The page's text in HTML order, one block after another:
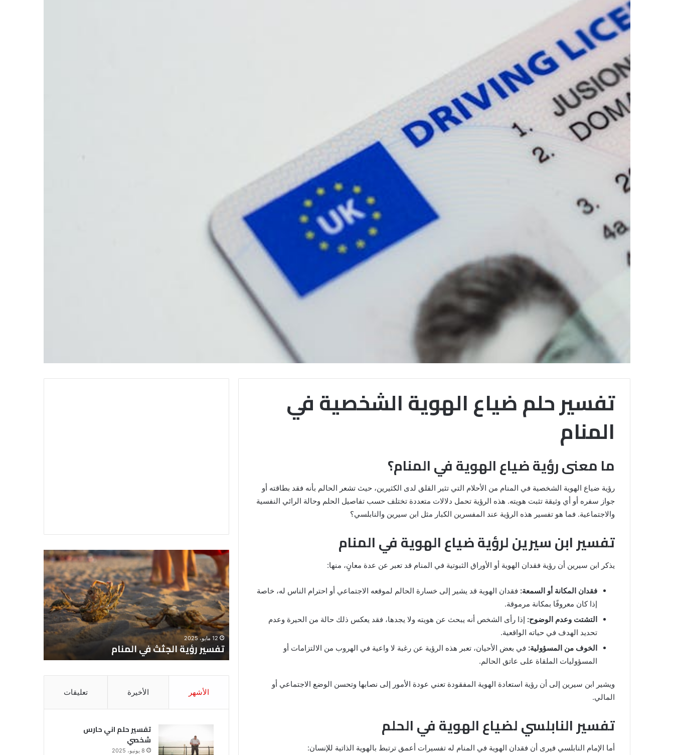
تفسير حلم ضياع الهوية الشخصية في
المنام
ما معنى رؤية ضياع الهوية في المنام؟
رؤية ضياع الهوية الشخصية في المنام من الأحلام التي تثير القلق لدى الكثيرين، حيث تشعر الحالم بأنه فقد بطاقته أو
جواز سفره أو أي وثيقة تثبت هويته. هذه الرؤية تحمل دلالات متعددة تختلف حسب تفاصيل الحلم وحالة الرائي النفسية
والاجتماعية. فما هو تفسير هذه الرؤية عند المفسرين الكبار مثل ابن سيرين والنابلسي؟
تفسير ابن سيرين لرؤية ضياع الهوية في المنام
يذكر ابن سيرين أن رؤية فقدان الهوية أو الأوراق الثبوتية في المنام قد تعبر عن عدة معانٍ، منها:
فقدان المكانة أو السمعة: فقدان الهوية قد يشير إلى خسارة الحالم لموقعه الاجتماعي أو احترام الناس له، خاصة
إذا كان معروفًا بمكانة مرموقة.
التشتت وعدم الوضوح: إذا رأى الشخص أنه يبحث عن هويته ولا يجدها، فقد يعكس ذلك حالة من الحيرة وعدم
تحديد الهدف في حياته الواقعية.
الخوف من المسؤولية: في بعض الأحيان، تعبر هذه الرؤية عن رغبة لا واعية في الهروب من الالتزامات أو
المسؤوليات الملقاة على عاتق الحالم.
ويشير ابن سيرين إلى أن رؤية استعادة الهوية المفقودة تعني عودة الأمور إلى نصابها وتحسن الوضع الاجتماعي أو
المالي.
تفسير النابلسي لضياع الهوية في الحلم
أما الإمام النابلسي فيرى أن فقدان الهوية في المنام له تفسيرات أعمق ترتبط بالهوية الذاتية للإنسان:
شي
المنام
للمتزوجة
8 يونيو، 2025
خروج شي من الدبر في المنام للمتزوجة
الحمام
بالبراز
دلالات
سيرين
دلالات وتفسيرات ابن سيرين والنابلسي
تفسير
رؤية
الجثث
في
المنام
12 مايو، 2025
تفسير رؤية الجثث في المنام
تفسير
اني
حارس
شخصي
الأشهر الأخيرة تعليقات
تفسير حلم اني حارس
شخصي
8 يونيو، 2025